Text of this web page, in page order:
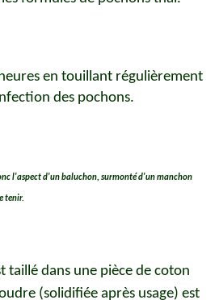
en touillant régulièrement
des pochons.
l'aspect d'un baluchon, surmonté d'un manchon
tenir.
taillé dans une pièce de coton
(solidifiée après usage) est